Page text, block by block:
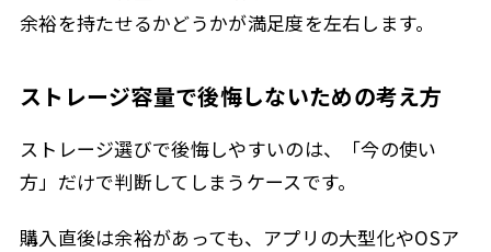
余裕を持たせるかどうかが満足度を左右します。
ストレージ容量で後悔しないための考え方
ストレージ選びで後悔しやすいのは、「今の使い
方」だけで判断してしまうケースです。
購入直後は余裕があっても、アプリの大型化やOSア